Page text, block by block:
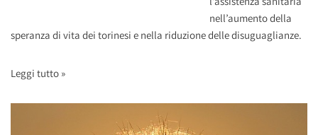
nell’aumento della
speranza di vita dei torinesi e nella riduzione delle disuguaglianze.
Leggi tutto »